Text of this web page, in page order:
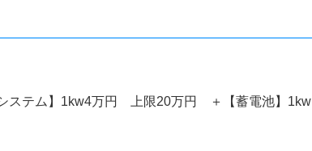
ステム】1kw4万円 上限20万円 ＋【蓄電池】1kw